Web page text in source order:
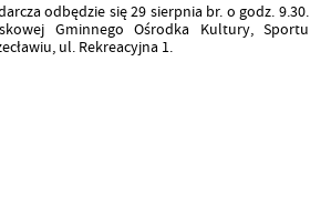
odbędzie się 29 sierpnia br. o godz. 9.30.
Gminnego Ośrodka Kultury, Sportu
ul. Rekreacyjna 1.